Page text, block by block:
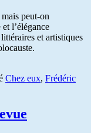
peut-on
l’élégance
et artistiques
Chez eux, Frédéric